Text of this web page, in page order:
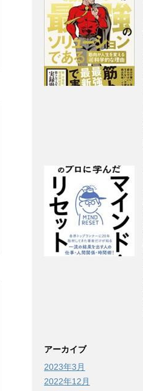
アーカイブ
2023年3月
2022年12月